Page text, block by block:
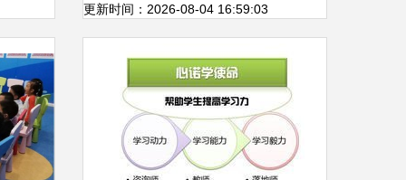
企业咨询服务与办公服务领域
更新时间：2026-08-04 16:59:03